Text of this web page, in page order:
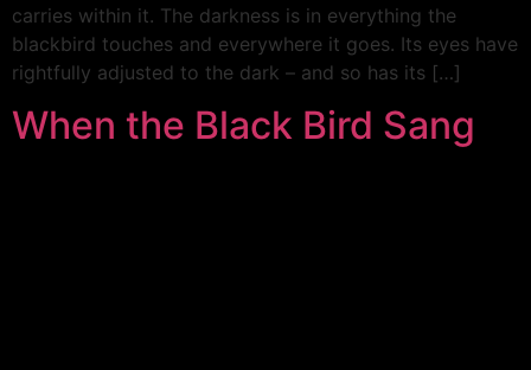
carries within it. The darkness is in everything the
blackbird touches and everywhere it goes. Its eyes have
rightfully adjusted to the dark – and so has its […]
When the Black Bird Sang